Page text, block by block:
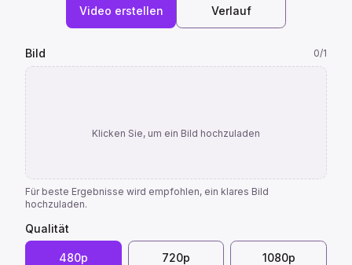
Video erstellen Verlauf
Bild 0/1
Klicken Sie, um ein Bild hochzuladen
Für beste Ergebnisse wird empfohlen, ein klares Bild
hochzuladen.
Qualität
480p 720p 1080p